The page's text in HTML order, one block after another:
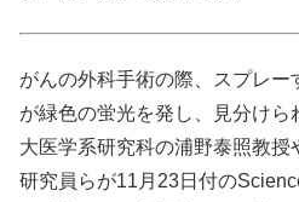
がんの外科手術の際、スプレ
が緑色の蛍光を発し、見分け
大医学系研究科の浦野泰照教
研究員らが11月23日付の